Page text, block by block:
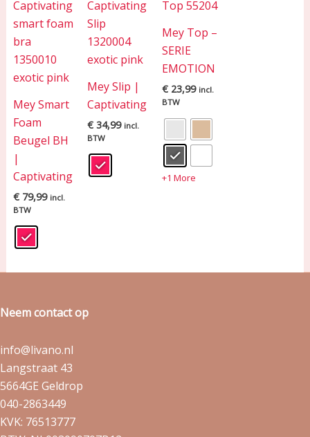
Mey Smart
Foam
Beugel BH
|
Captivating
€79,99 incl.
BTW
Mey Slip |
Captivating
€ 34,99 incl.
BTW
Mey Top –
SERIE
EMOTION
€ 23,99 incl.
BTW
+1 More
Neem contact op
info@livano.nl
Langstraat 43
5664GE Geldrop
040-2863449
KVK: 76513777